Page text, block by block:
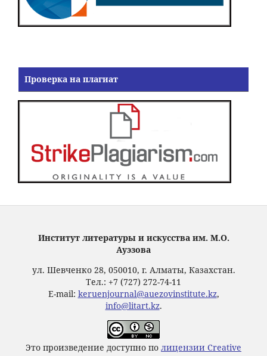
Проверка на плагиат
Институт литературы и искусства им. М.О.
Ауэзова
ул. Шевченко 28, 050010, г. Алматы, Казахстан.
Тел.: +7 (727) 272-74-11
E-mail: keruenjournal@auezovinstitute.kz,
info@litart.kz.
Это произведение доступно по лицензии Creative